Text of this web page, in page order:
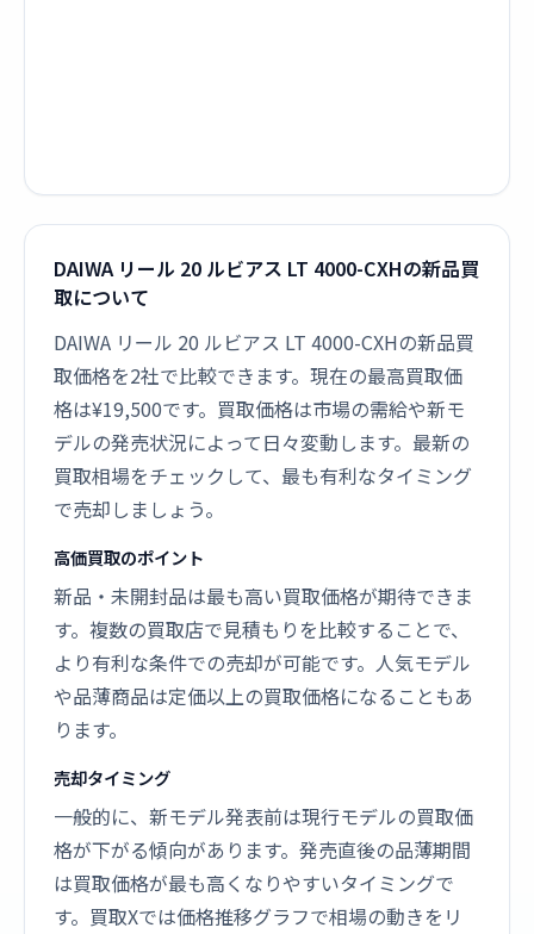
DAIWA リール 20 ルビアス LT 4000-CXHの新品買
取について
DAIWA リール 20 ルビアス LT 4000-CXHの新品買
取価格を2社で比較できます。現在の最高買取価
格は¥19,500です。買取価格は市場の需給や新モ
デルの発売状況によって日々変動します。最新の
買取相場をチェックして、最も有利なタイミング
で売却しましょう。
高価買取のポイント
新品・未開封品は最も高い買取価格が期待できま
す。複数の買取店で見積もりを比較することで、
より有利な条件での売却が可能です。人気モデル
や品薄商品は定価以上の買取価格になることもあ
ります。
売却タイミング
一般的に、新モデル発表前は現行モデルの買取価
格が下がる傾向があります。発売直後の品薄期間
は買取価格が最も高くなりやすいタイミングで
す。買取Xでは価格推移グラフで相場の動きをリ